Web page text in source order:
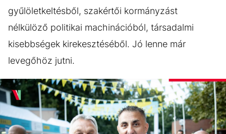
gyűlöletkeltésből, szakértői kormányzást
nélkülöző politikai machinációból, társadalmi
kisebbségek kirekesztéséből. Jó lenne már
levegőhöz jutni.